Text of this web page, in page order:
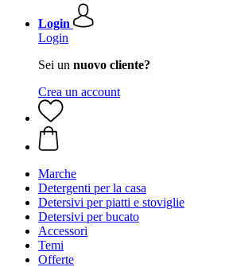
Login
Login
Sei un nuovo cliente?
Crea un account
Marche
Detergenti per la casa
Detersivi per piatti e stoviglie
Detersivi per bucato
Accessori
Temi
Offerte